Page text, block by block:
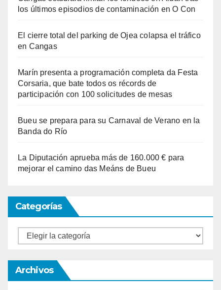
los últimos episodios de contaminación en O Con
El cierre total del parking de Ojea colapsa el tráfico
en Cangas
Marín presenta a programación completa da Festa
Corsaria, que bate todos os récords de
participación con 100 solicitudes de mesas
Bueu se prepara para su Carnaval de Verano en la
Banda do Río
La Diputación aprueba más de 160.000 € para
mejorar el camino das Meáns de Bueu
Categorías
Categorías
Archivos